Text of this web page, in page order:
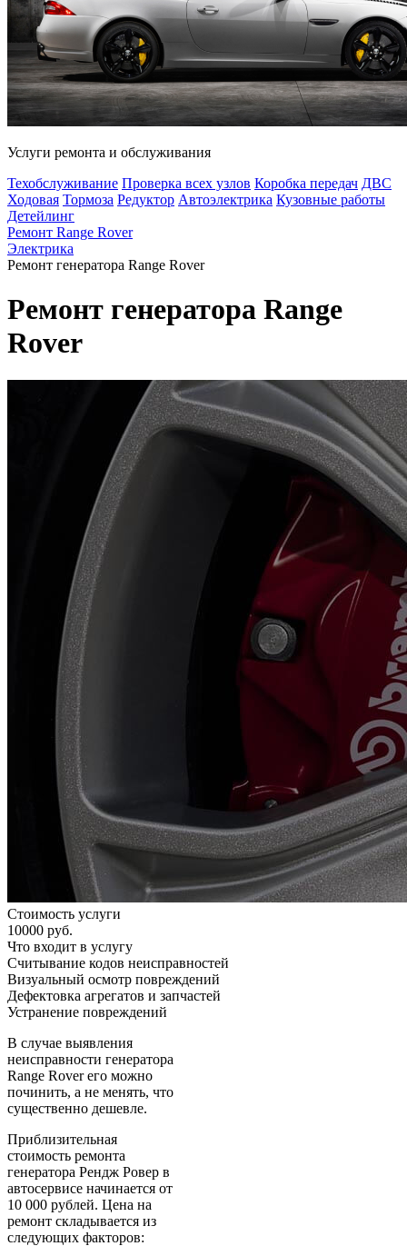
Услуги ремонта и обслуживания
Техобслуживание Проверка всех узлов Коробка передач ДВС
Ходовая Тормоза Редуктор Автоэлектрика Кузовные работы
Детейлинг
Ремонт Range Rover
Электрика
Ремонт генератора Range Rover
Ремонт генератора Range
Rover
Стоимость услуги
10000 руб.
Что входит в услугу
Считывание кодов неисправностей
Визуальный осмотр повреждений
Дефектовка агрегатов и запчастей
Устранение повреждений
В случае выявления
неисправности генератора
Range Rover его можно
починить, а не менять, что
существенно дешевле.
Приблизительная
стоимость ремонта
генератора Рендж Ровер в
автосервисе начинается от
10 000 рублей. Цена на
ремонт складывается из
следующих факторов: